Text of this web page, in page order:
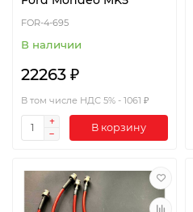
FOR-4-695
В наличии
22263 ₽
В том числе НДС 5% - 1061 ₽
В корзину